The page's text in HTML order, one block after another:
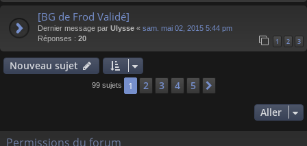
[BG de Frod Validé]
Dernier message par Ulysse « sam. mai 02, 2015 5:44 pm
Réponses : 20 1 2 3
Nouveau sujet
99 sujets 1 2 3 4 5
Aller
Permissions du forum